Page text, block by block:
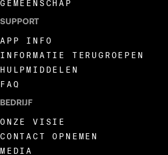
GEMEENSCHAP
SUPPORT
APP INFO
INFORMATIE TERUGROEPEN
HULPMIDDELEN
FAQ
BEDRIJF
ONZE VISIE
CONTACT OPNEMEN
MEDIA